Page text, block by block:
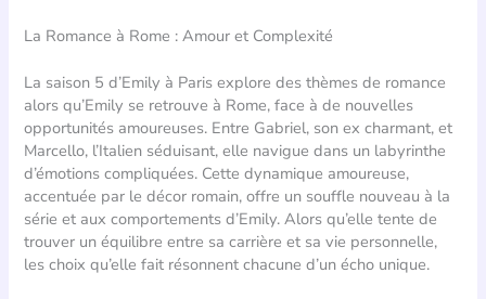
La Romance à Rome : Amour et Complexité
La saison 5 d’Emily à Paris explore des thèmes de romance
alors qu’Emily se retrouve à Rome, face à de nouvelles
opportunités amoureuses. Entre Gabriel, son ex charmant, et
Marcello, l’Italien séduisant, elle navigue dans un labyrinthe
d’émotions compliquées. Cette dynamique amoureuse,
accentuée par le décor romain, offre un souffle nouveau à la
série et aux comportements d’Emily. Alors qu’elle tente de
trouver un équilibre entre sa carrière et sa vie personnelle,
les choix qu’elle fait résonnent chacune d’un écho unique.